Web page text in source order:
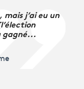
mais j’ai eu un
gagné...